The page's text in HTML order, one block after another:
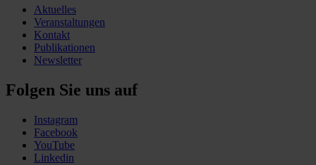
Aktuelles
Veranstaltungen
Kontakt
Publikationen
Newsletter
Folgen Sie uns auf
Instagram
Facebook
YouTube
Linkedin